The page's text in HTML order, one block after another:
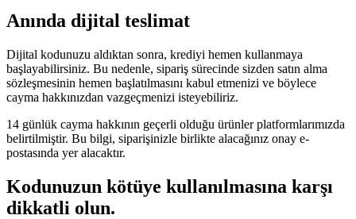
Anında dijital teslimat
Dijital kodunuzu aldıktan sonra, krediyi hemen kullanmaya
başlayabilirsiniz. Bu nedenle, sipariş sürecinde sizden satın alma
sözleşmesinin hemen başlatılmasını kabul etmenizi ve böylece
cayma hakkınızdan vazgeçmenizi isteyebiliriz.
14 günlük cayma hakkının geçerli olduğu ürünler platformlarımızda
belirtilmiştir. Bu bilgi, siparişinizle birlikte alacağınız onay e-
postasında yer alacaktır.
Kodunuzun kötüye kullanılmasına karşı
dikkatli olun.